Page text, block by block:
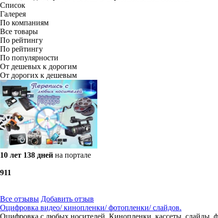
Список
Галерея
По компаниям
Все товары
По рейтингу
По рейтингу
По популярности
От дешевых к дорогим
От дорогих к дешевым
10 лет 138 дней на портале
911
Все отзывы Добавить отзыв
Оцифровка видео/ кинопленки/ фотопленки/ слайдов.
Оцифровка с любых носителей. Кинопленки, кассеты, слайды,